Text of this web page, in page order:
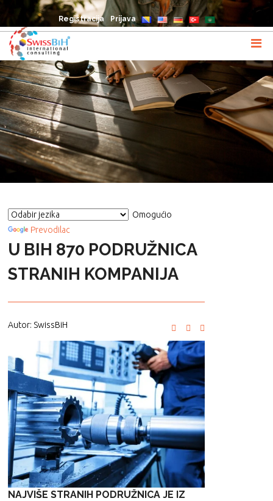
Registracija Prijava
Omogućio
Prevodilac
U BIH 870 PODRUŽNICA
STRANIH KOMPANIJA
Autor: SwissBiH
NAJVIŠE STRANIH PODRUŽNICA JE IZ